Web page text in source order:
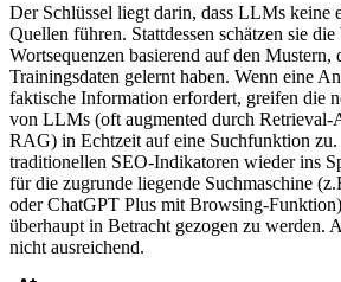
Der Schlüssel liegt darin, dass LLMs keine
Quellen führen. Stattdessen schätzen sie
Wortsequenzen basierend auf den Mustern,
Trainingsdaten gelernt haben. Wenn eine
faktische Information erfordert, greifen die
von LLMs (oft augmented durch Retrieval-
RAG) in Echtzeit auf eine Suchfunktion
traditionellen SEO-Indikatoren wieder ins
für die zugrunde liegende Suchmaschine
oder ChatGPT Plus mit Browsing-
überhaupt in Betracht gezogen zu werden.
nicht ausreichend.